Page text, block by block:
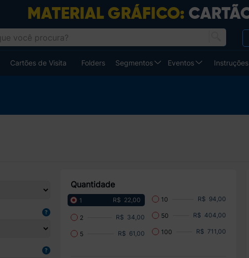
Cartões de Visita Folders Segmentos Eventos Instruções
Quantidade
1 R$ 22,00
2 R$ 34,00
5 R$ 61,00
10 R$ 94,00
50 R$ 404,00
100 R$ 711,00